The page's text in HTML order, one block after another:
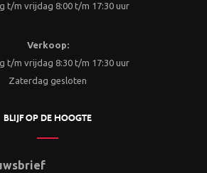
t/m vrijdag 8:00 t/m 17:30 uur
Verkoop:
t/m vrijdag 8:30 t/m 17:30 uur
Zaterdag gesloten
BLIJF OP DE HOOGTE